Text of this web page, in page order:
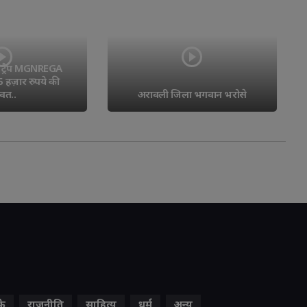
भगवान भरोसे
ने एनालॉग पनीर, चीज़ और बटर की..
राजनीति साहित्य धर्म अन्य